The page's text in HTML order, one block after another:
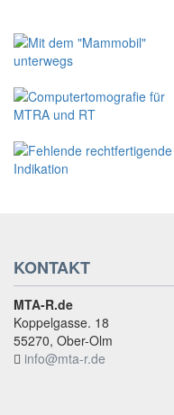
KONTAKT
MTA-R.de
Koppelgasse. 18
55270, Ober-Olm
info@mta-r.de